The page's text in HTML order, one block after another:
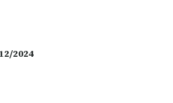
2024